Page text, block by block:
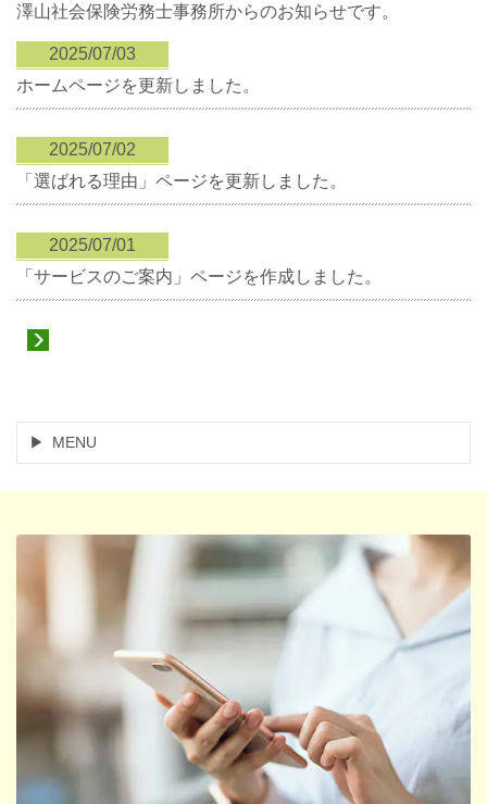
澤山社会保険労務士事務所からのお知らせです。
2025/07/03
ホームページを更新しました。
2025/07/02
「選ばれる理由」ページを更新しました。
2025/07/01
「サービスのご案内」ページを作成しました。
MENU